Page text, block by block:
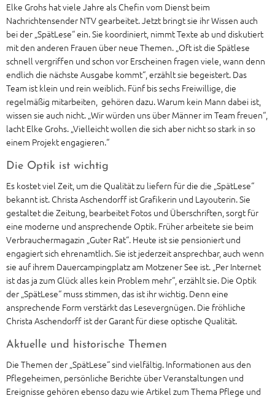
Elke Grohs hat viele Jahre als Chefin vom Dienst beim
Nachrichtensender NTV gearbeitet. Jetzt bringt sie ihr Wissen auch
bei der „SpätLese“ ein. Sie koordiniert, nimmt Texte ab und diskutiert
mit den anderen Frauen über neue Themen. „Oft ist die Spätlese
schnell vergriffen und schon vor Erscheinen fragen viele, wann denn
endlich die nächste Ausgabe kommt“, erzählt sie begeistert. Das
Team ist klein und rein weiblich. Fünf bis sechs Freiwillige, die
regelmäßig mitarbeiten, gehören dazu. Warum kein Mann dabei ist,
wissen sie auch nicht. „Wir würden uns über Männer im Team freuen“,
lacht Elke Grohs. „Vielleicht wollen die sich aber nicht so stark in so
einem Projekt engagieren.“
Die Optik ist wichtig
Es kostet viel Zeit, um die Qualität zu liefern für die die „SpätLese“
bekannt ist. Christa Aschendorff ist Grafikerin und Layouterin. Sie
gestaltet die Zeitung, bearbeitet Fotos und Überschriften, sorgt für
eine moderne und ansprechende Optik. Früher arbeitete sie beim
Verbrauchermagazin „Guter Rat“. Heute ist sie pensioniert und
engagiert sich ehrenamtlich. Sie ist jederzeit ansprechbar, auch wenn
sie auf ihrem Dauercampingplatz am Motzener See ist. „Per Internet
ist das ja zum Glück alles kein Problem mehr“, erzählt sie. Die Optik
der „SpätLese“ muss stimmen, das ist ihr wichtig. Denn eine
ansprechende Form verstärkt das Lesevergnügen. Die fröhliche
Christa Aschendorff ist der Garant für diese optische Qualität.
Aktuelle und historische Themen
Die Themen der „SpätLese“ sind vielfältig. Informationen aus den
Pflegeheimen, persönliche Berichte über Veranstaltungen und
Ereignisse gehören ebenso dazu wie Artikel zum Thema Pflege und